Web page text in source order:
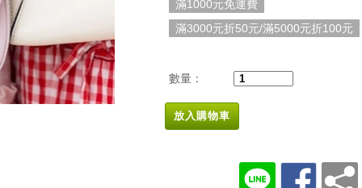
滿1000元免運費
滿3000元折50元/滿5000元折100元
數量：
放入購物車